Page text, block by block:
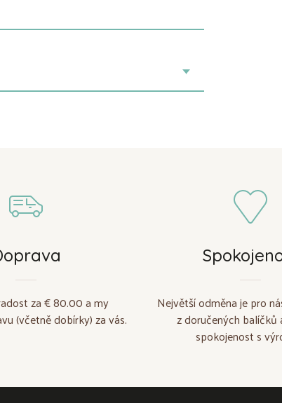
za € 80.00 a my
(včetně dobírky) za vás.
Největší odměna je pro
z doručených balíčků
spokojenost s